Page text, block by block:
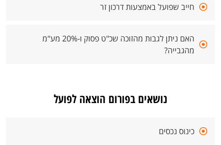
חייב שפועל באמצעות דרכון זר
האם ניתן לגבות מהזוכה שכ"ט פסוק ו-20% מע"מ
מהגבייה?
נושאים בפורום הוצאה לפועל
כינוס נכסים